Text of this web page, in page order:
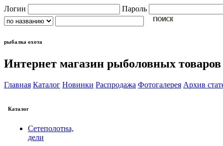
Логин Пароль
рыбалка охота
Интернет магазин рыболовных товаров
Главная Каталог Новинки Распродажа Фотогалерея Архив
Каталог
Сетеполотна,
дели